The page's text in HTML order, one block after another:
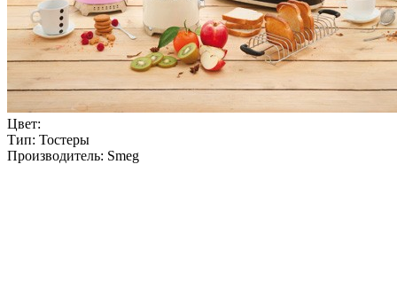
Цвет:
Тип: Тостеры
Производитель: Smeg